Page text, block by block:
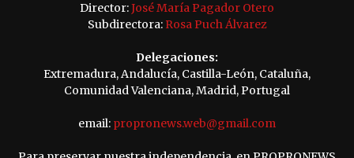
Director:José María Pagador Otero
Subdirectora: Rosa Puch Álvarez
Delegaciones:
Extremadura, Andalucía, Castilla-León, Cataluña,
Comunidad Valenciana, Madrid, Portugal
email: propronews.web@gmail.com